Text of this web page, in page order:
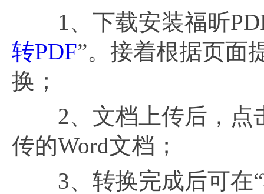
1、下载安装福昕
转PDF”。接着根据页面
换；
2、文档上传后，点击
传的Word文档；
3、转换完成后可在“